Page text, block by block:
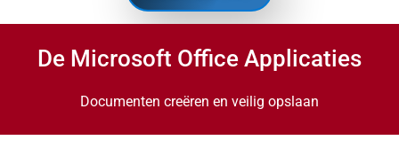
De Microsoft Office Applicaties
Documenten creëren en veilig opslaan